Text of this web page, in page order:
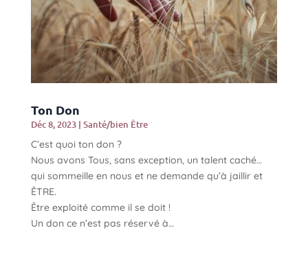
Ton Don
Déc 8, 2023| Santé/bien Être
C’est quoi ton don ?
Nous avons Tous, sans exception, un talent caché…
qui sommeille en nous et ne demande qu’à jaillir et
ÊTRE.
Être exploité comme il se doit !
Un don ce n’est pas réservé à…